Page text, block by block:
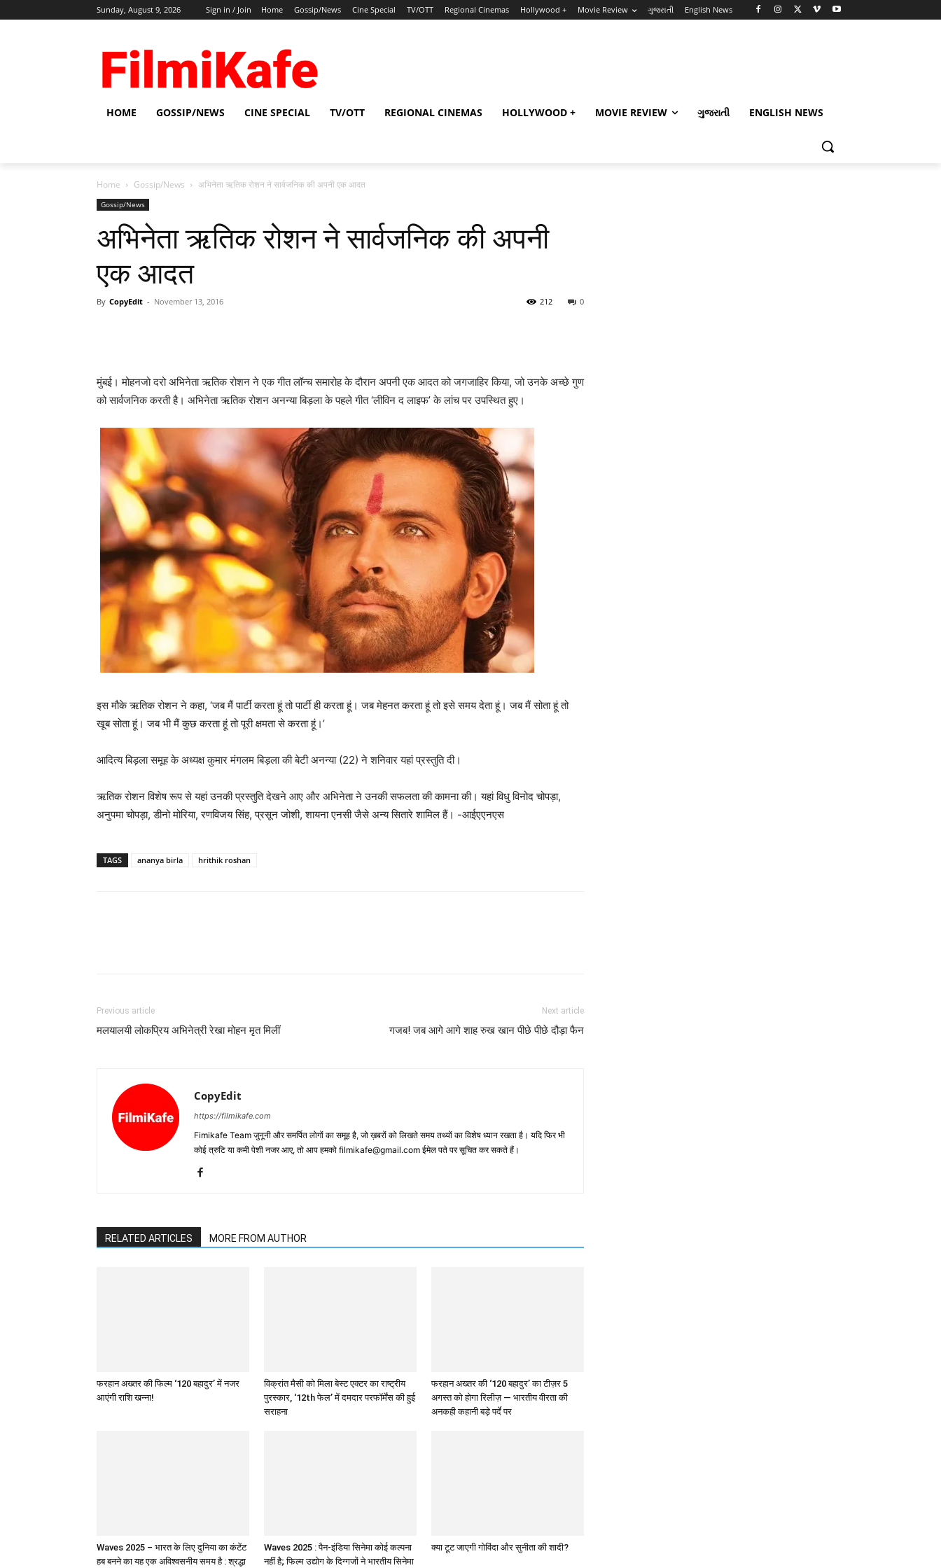
Sunday, August 9, 2026 Sign in / Join Home Gossip/News Cine Special TV/OTT Regional Cinemas Hollywood + Movie Review ગુજરાતી English News
HOME GOSSIP/NEWS CINE SPECIAL TV/OTT REGIONAL CINEMAS HOLLYWOOD + MOVIE REVIEW ગુજરાતી ENGLISH NEWS
Home Gossip/News अभिनेता ऋतिक रोशन ने सार्वजनिक की अपनी एक आदत
Gossip/News
अभिनेता ऋतिक रोशन ने सार्वजनिक की अपनी
एक आदत
By CopyEdit - November 13, 2016 0
212
मुंबई। मोहनजो दरो अभिनेता ऋतिक रोशन ने एक गीत लॉन्‍च समारोह के दौरान अपनी एक आदत को जगजाहिर किया, जो उनके अच्‍छे गुण
को सार्वजनिक करती है। अभिनेता ऋतिक रोशन अनन्या बिड़ला के पहले गीत ‘लीविन द लाइफ’ के लांच पर उपस्थित हुए।
इस मौके ऋतिक रोशन ने कहा, ‘जब मैं पार्टी करता हूं तो पार्टी ही करता हूं। जब मेहनत करता हूं तो इसे समय देता हूं। जब मैं सोता हूं तो
खूब सोता हूं। जब भी मैं कुछ करता हूं तो पूरी क्षमता से करता हूं।’
आदित्य बिड़ला समूह के अध्यक्ष कुमार मंगलम बिड़ला की बेटी अनन्या (22) ने शनिवार यहां प्रस्तुति दी।
ऋतिक रोशन विशेष रूप से यहां उनकी प्रस्तुति देखने आए और अभिनेता ने उनकी सफलता की कामना की। यहां विधु विनोद चोपड़ा,
अनुपमा चोपड़ा, डीनो मोरिया, रणविजय सिंह, प्रसून जोशी, शायना एनसी जैसे अन्य सितारे शामिल हैं। -आईएएनएस
TAGS ananya birla hrithik roshan
Previous article
मलयालयी लोकप्रिय अभिनेत्री रेखा मोहन मृत मिलीं
Next article
गजब! जब आगे आगे शाह रुख खान पीछे पीछे दौड़ा फैन
CopyEdit
https://filmikafe.com
Fimikafe Team जुनूनी और समर्पित लोगों का समूह है, जो ख़बरों को लिखते समय तथ्‍यों का विशेष ध्‍यान रखता है। यदि फिर भी
कोई त्रुटि या कमी पेशी नजर आए, तो आप हमको filmikafe@gmail.com ईमेल पते पर सूचित कर सकते हैं।
RELATED ARTICLES MORE FROM AUTHOR
फरहान अख्तर की फिल्म ‘120 बहादुर’ में नजर
आएंगी राशि खन्ना!
विक्रांत मैसी को मिला बेस्ट एक्टर का राष्ट्रीय
पुरस्कार, ‘12th फेल’ में दमदार परफॉर्मेंस की हुई
सराहना
फरहान अख्तर की ‘120 बहादुर’ का टीज़र 5
अगस्त को होगा रिलीज़ — भारतीय वीरता की
अनकही कहानी बड़े पर्दे पर
Waves 2025 – भारत के लिए दुनिया का कंटेंट
हब बनने का यह एक अविश्वसनीय समय है : श्रद्धा
Waves 2025 : पैन-इंडिया सिनेमा कोई कल्पना
नहीं है; फिल्म उद्योग के दिग्गजों ने भारतीय सिनेमा
क्या टूट जाएगी गोविंदा और सुनीता की शादी?